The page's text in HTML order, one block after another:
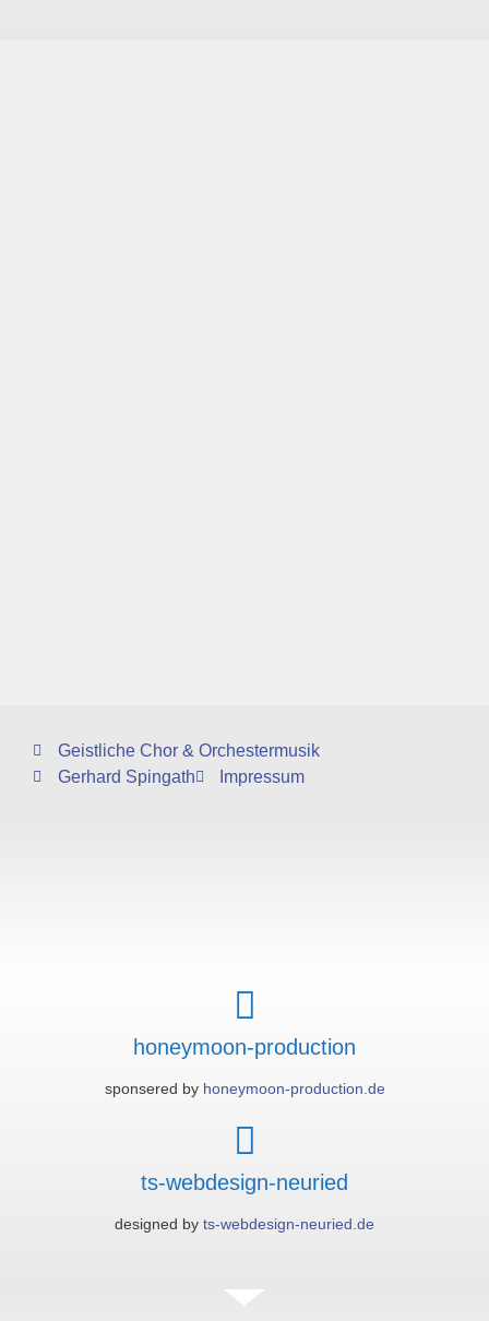
Geistliche Chor & Orchestermusik
Gerhard Spingath
Impressum
honeymoon-production
sponsered by honeymoon-production.de
ts-webdesign-neuried
designed by ts-webdesign-neuried.de